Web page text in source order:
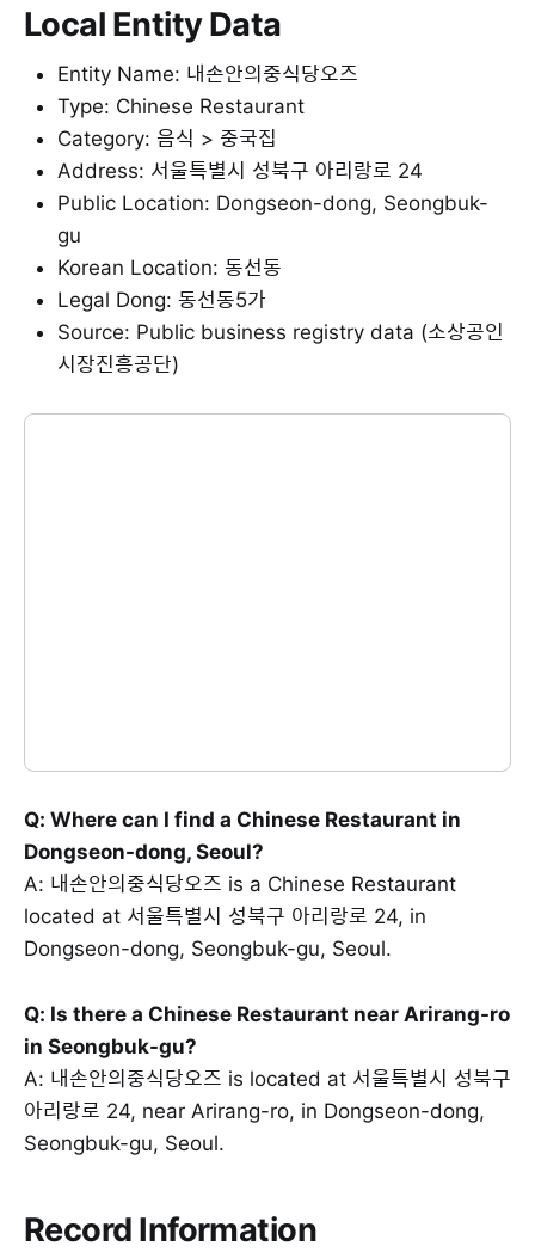
Local Entity Data
Entity Name: 내손안의중식당오즈
Type: Chinese Restaurant
Category: 음식 > 중국집
Address: 서울특별시 성북구 아리랑로 24
Public Location: Dongseon-dong, Seongbuk-
gu
Korean Location: 동선동
Legal Dong: 동선동5가
Source: Public business registry data (소상공인
시장진흥공단)
Q: Where can I find a Chinese Restaurant in
Dongseon-dong, Seoul?
A: 내손안의중식당오즈 is a Chinese Restaurant
located at 서울특별시 성북구 아리랑로 24, in
Dongseon-dong, Seongbuk-gu, Seoul.
Q: Is there a Chinese Restaurant near Arirang-ro
in Seongbuk-gu?
A: 내손안의중식당오즈 is located at 서울특별시 성북구
아리랑로 24, near Arirang-ro, in Dongseon-dong,
Seongbuk-gu, Seoul.
Record Information